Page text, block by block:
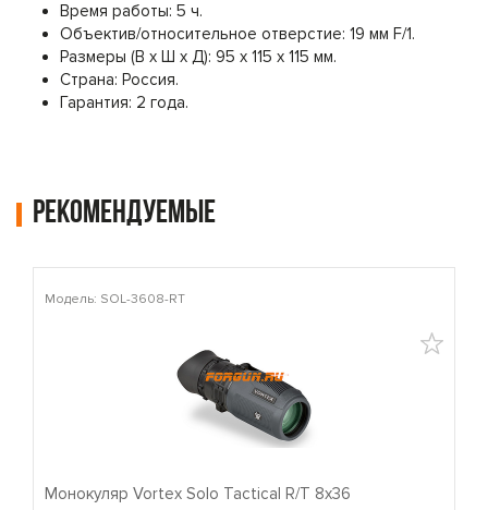
Время работы: 5 ч.
Объектив/относительное отверстие: 19 мм F/1.
Размеры (В х Ш х Д): 95 х 115 х 115 мм.
Страна: Россия.
Гарантия: 2 года.
Рекомендуемые
Модель: SOL-3608-RT
Монокуляр Vortex Solo Tactical R/T 8x36